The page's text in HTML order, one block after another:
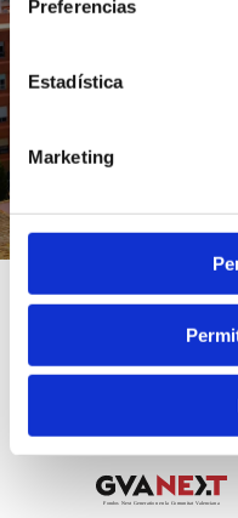
Preferencias
Estadística
Marketing